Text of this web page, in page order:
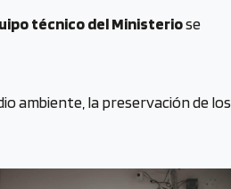
técnico del Ministeriose
ambiente, la preservación de los